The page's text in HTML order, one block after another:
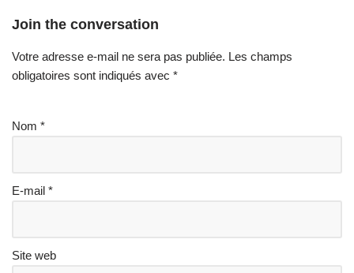
Join the conversation
Votre adresse e-mail ne sera pas publiée. Les champs
obligatoires sont indiqués avec *
Nom *
E-mail *
Site web